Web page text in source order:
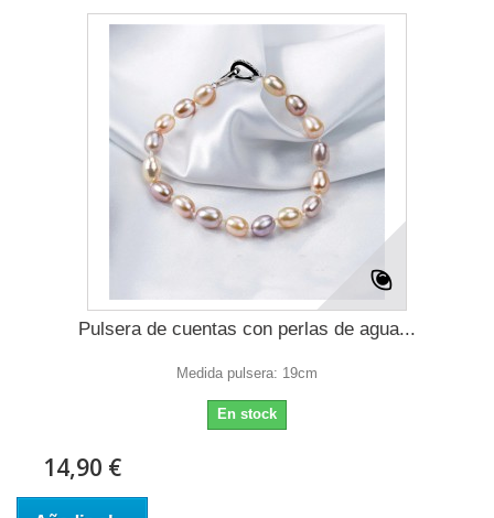
Pulsera de cuentas con perlas de agua...
Medida pulsera: 19cm
En stock
14,90 €